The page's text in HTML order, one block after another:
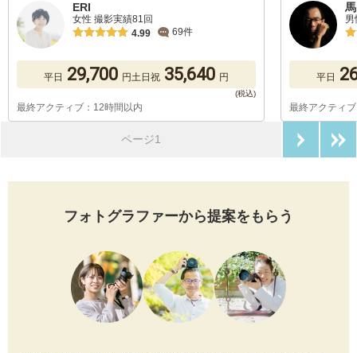
ERI
女性 撮影実績81回
4.99
69件
平日 29,700 円土日祝 35,640 円
最終アクティブ：12時間以内
平日
最終アクティ
ページ1
フォトグラファーから提案をもらう